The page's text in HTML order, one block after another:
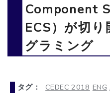
Component
ECS）が切
グラミング
タグ： CEDEC 2018 ENG